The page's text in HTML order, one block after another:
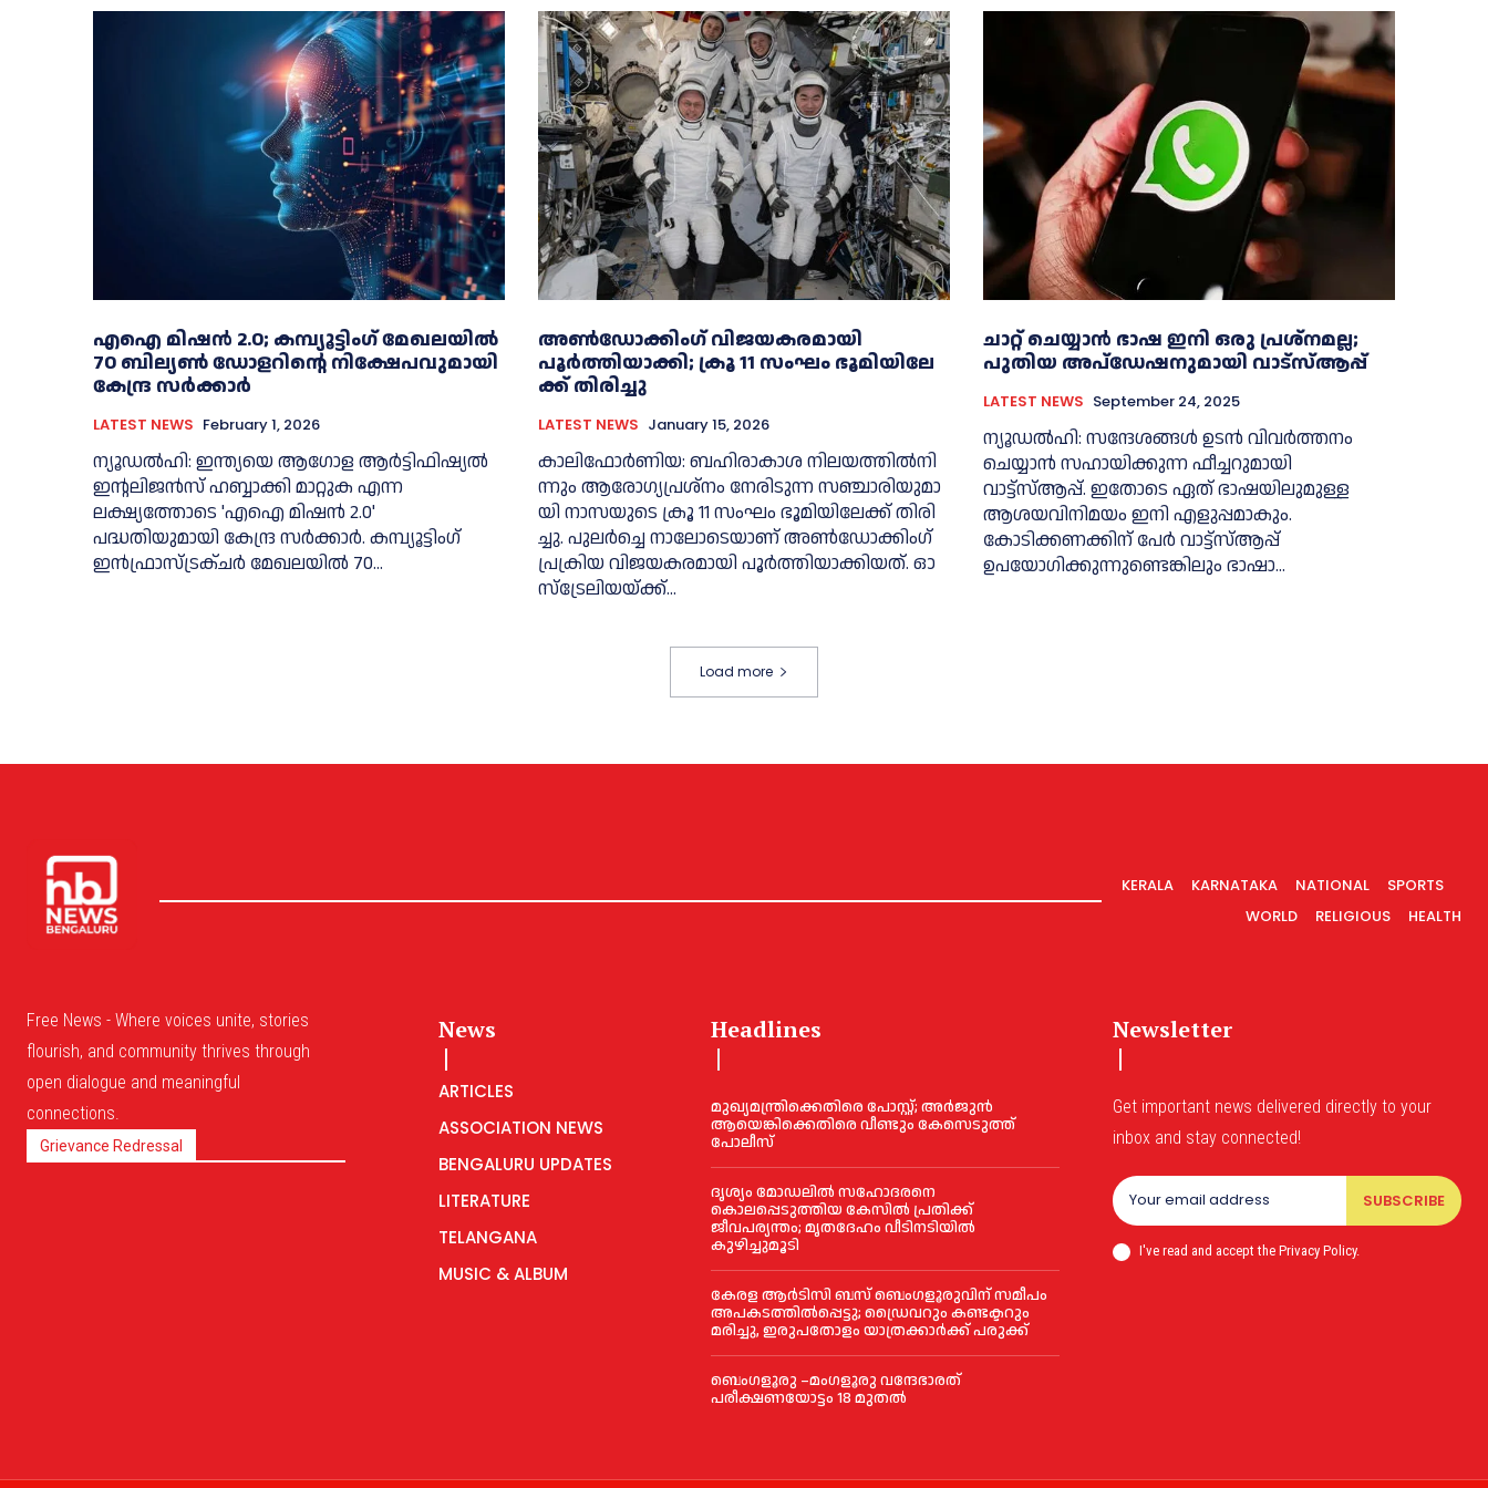
​എഐ മിഷൻ 2.0; കമ്പ്യൂട്ടിംഗ് മേഖലയിൽ
70 ബില്യൺ ഡോളറിന്റെ നിക്ഷേപവുമായി
കേന്ദ്ര സർക്കാർ
LATEST NEWS February 1, 2026
ന്യൂഡല്‍ഹി: ഇന്ത്യയെ ആഗോള ആര്‍ട്ടിഫിഷ്യല്‍
ഇന്റലിജന്‍സ് ഹബ്ബാക്കി മാറ്റുക എന്ന
ലക്ഷ്യത്തോടെ 'എഐ മിഷന്‍ 2.0'
പദ്ധതിയുമായി കേന്ദ്ര സര്‍ക്കാര്‍. കമ്പ്യൂട്ടിംഗ്
ഇന്‍ഫ്രാസ്ട്രക്ചര്‍ മേഖലയില്‍ 70...
അൺഡോക്കിംഗ് വിജയകരമായി
പൂർത്തിയാക്കി; ക്രൂ 11 ​സം​ഘം ഭൂ​മി​യി​ലേ​
ക്ക് തി​രി​ച്ചു
LATEST NEWS January 15, 2026
കാ​ലി​ഫോ​ർ​ണി​യ: ബ​ഹി​രാ​കാ​ശ നി​ല​യ​ത്തി​ൽ​നി​
ന്നും ആ​രോ​ഗ്യ​പ്ര​ശ്നം നേ​രി​ടു​ന്ന സ​ഞ്ചാ​രി​യു​മാ​
യി നാ​സ​യു​ടെ ക്രൂ 11 ​സം​ഘം ഭൂ​മി​യി​ലേ​ക്ക് തി​രി​
ച്ചു. പുലർച്ചെ നാലോടെയാണ് അ​ണ്‍​ഡോ​ക്കിം​ഗ്
പ്ര​ക്രി​യ വി​ജ​യ​ക​ര​മാ​യി പൂ​ർ​ത്തി​യാ​ക്കിയത്. ഓ​
സ്ട്രേ​ലി​യ​യ്ക്ക്...
ചാറ്റ് ചെയ്യാന്‍ ഭാഷ ഇനി ഒരു പ്രശ്‌നമല്ല;
പുതിയ അപ്‌ഡേഷനുമായി വാട്‌സ്‌ആപ്പ്
LATEST NEWS September 24, 2025
ന്യൂഡൽഹി: സന്ദേശങ്ങള്‍ ഉടന്‍ വിവര്‍ത്തനം
ചെയ്യാന്‍ സഹായിക്കുന്ന ഫീച്ചറുമായി
വാട്ട്‌സ്‌ആപ്പ്. ഇതോടെ ഏത് ഭാഷയിലുമുള്ള
ആശയവിനിമയം ഇനി എളുപ്പമാകും.
കോടിക്കണക്കിന് പേര്‍ വാട്ട്‌സ്‌ആപ്പ്
ഉപയോഗിക്കുന്നുണ്ടെങ്കിലും ഭാഷാ...
Load more
KERALA KARNATAKA NATIONAL
SPORTS
WORLD
RELIGIOUS HEALTH
Free News - Where voices unite, stories
flourish, and community thrives through
open dialogue and meaningful
connections.
Grievance Redressal
News
ARTICLES
ASSOCIATION NEWS
BENGALURU UPDATES
LITERATURE
TELANGANA
MUSIC & ALBUM
Headlines
മുഖ്യമന്ത്രിക്കെതിരെ പോസ്റ്റ്; അര്‍ജുൻ
ആയെങ്കിക്കെതിരെ വീണ്ടും കേസെടുത്ത്
പോലീസ്
ദൃശ്യം മോഡലിൽ സഹോദരനെ
കൊലപ്പെടുത്തിയ കേസിൽ പ്രതിക്ക്
ജീവപര്യന്തം; മൃതദേഹം വീടിനടിയിൽ
കുഴിച്ചുമൂടി
കേരള ആർടിസി ബസ് ബെംഗളൂരുവിന് സമീപം
അപകടത്തിൽപ്പെട്ടു; ഡ്രൈവറും കണ്ടക്ടറും
മരിച്ചു, ഇരുപതോളം യാത്രക്കാർക്ക് പരുക്ക്
ബെംഗളൂരു –മംഗളൂരു വന്ദേഭാരത്
പരീക്ഷണയോട്ടം 18 മുതൽ
Newsletter
Get important news delivered directly to your
inbox and stay connected!
SUBSCRIBE
I've read and accept the Privacy Policy.